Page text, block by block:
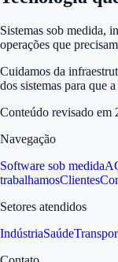
Sistemas sob medida,
operações que
Cuidamos da
dos sistemas para que
Conteúdo revisado em
Navegação
Software sob medida
trabalhamosClientes
Setores atendidos
IndústriaSaúde